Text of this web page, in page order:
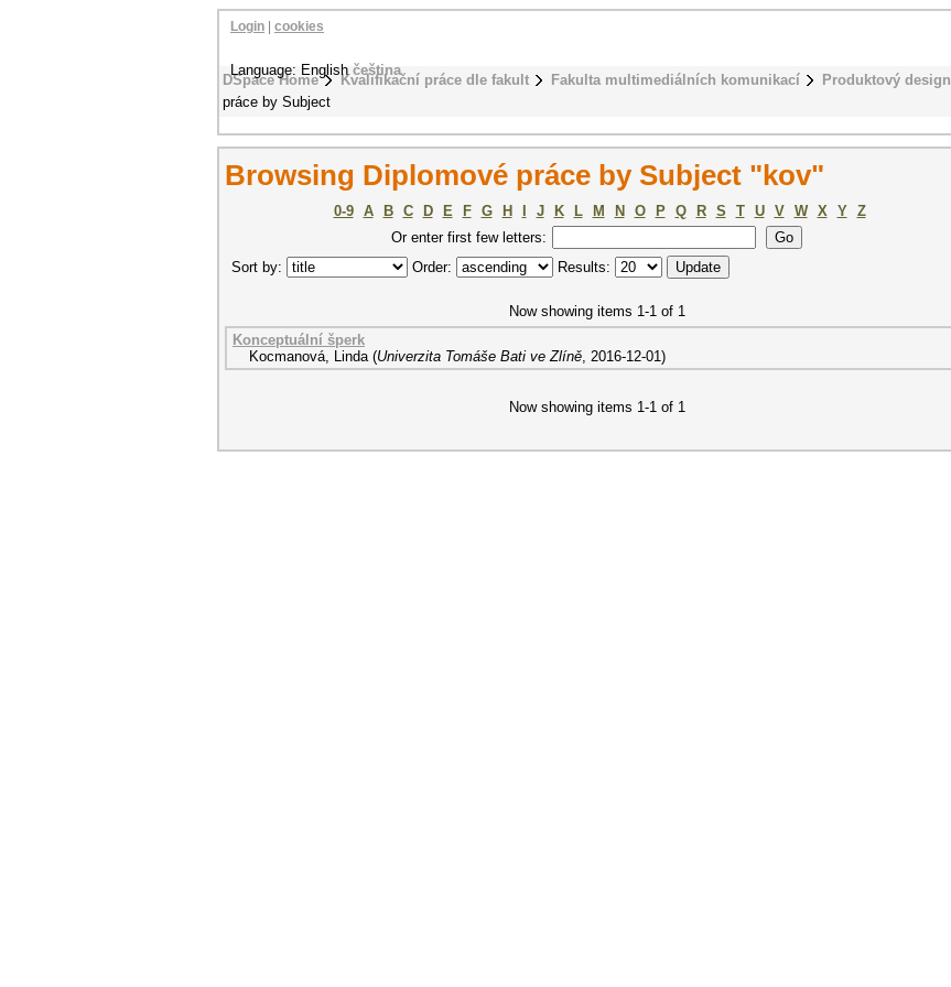
DSpace Home Kvalifikační práce dle fakult Fakulta multimediálních komunikací Produktový design
práce by Subject
Login cookies
Language: Englishčeština
Browsing Diplomové práce by Subject "kov"
0-9 A B C D E F G H J K L M N O P Q R S T U V W X Y
Z
Or enter first few letters:
Sort by:
Order: Results:
Now showing items 1-1 of 1
Konceptuální šperk
Kocmanová, Linda (Univerzita Tomáše Bati ve Zlíně, 2016-12-01)
Now showing items 1-1 of 1